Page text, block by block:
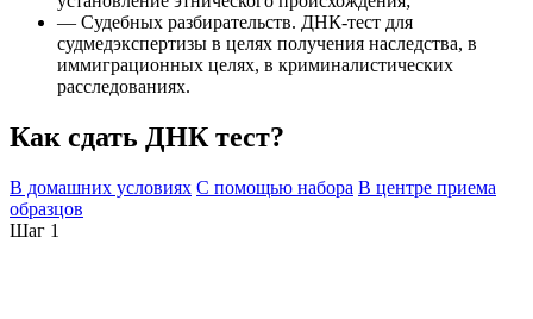
— Судебных разбирательств. ДНК-тест для
судмедэкспертизы в целях получения наследства, в
иммиграционных целях, в криминалистических
расследованиях.
Как сдать ДНК тест?
В домашних условиях С помощью набора В центре приема
образцов
Шаг 1